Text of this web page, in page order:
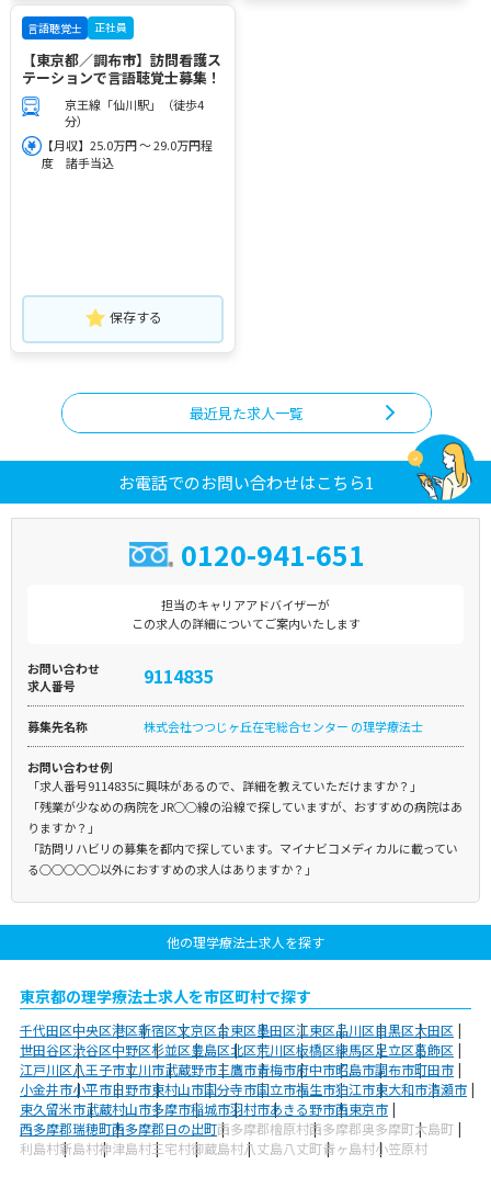
言語聴覚士 正社員
【東京都／調布市】訪問看護ス
テーションで言語聴覚士募集！
京王線「仙川駅」（徒歩4
分）
【月収】25.0万円 ～ 29.0万円程
度 諸手当込
保存する
最近見た求人一覧
お電話でのお問い合わせはこちら1
0120-941-651
担当のキャリアアドバイザーが
この求人の詳細についてご案内いたします
お問い合わせ
求人番号
9114835
募集先名称 株式会社つつじヶ丘在宅総合センター の理学療法士
お問い合わせ例
「求人番号9114835に興味があるので、詳細を教えていただけますか？」
「残業が少なめの病院をJR○○線の沿線で探していますが、おすすめの病院はあ
りますか？」
「訪問リハビリの募集を都内で探しています。マイナビコメディカルに載ってい
る○○○○○以外におすすめの求人はありますか？」
他の理学療法士求人を探す
東京都の理学療法士求人を市区町村で探す
千代田区中央区港区新宿区文京区台東区墨田区江東区品川区目黒区大田区
世田谷区渋谷区中野区杉並区豊島区北区荒川区板橋区練馬区足立区葛飾区
江戸川区八王子市立川市武蔵野市三鷹市青梅市府中市昭島市調布市町田市
小金井市小平市日野市東村山市国分寺市国立市福生市狛江市東大和市清瀬市
東久留米市武蔵村山市多摩市稲城市羽村市あきる野市西東京市
西多摩郡瑞穂町西多摩郡日の出町西多摩郡檜原村西多摩郡奥多摩町大島町
利島村新島村神津島村三宅村御蔵島村八丈島八丈町青ヶ島村小笠原村